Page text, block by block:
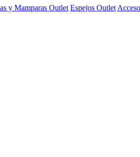
y Mamparas Outlet Espejos Outlet